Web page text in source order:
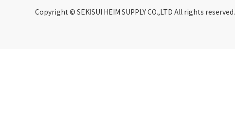
Copyright © SEKISUI HEIM SUPPLY CO.,LTD All rights reserved.